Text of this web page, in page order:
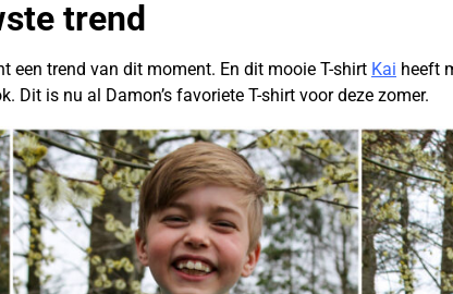
trend
een trend van dit moment. En dit mooie T-shirt Kai heeft
Dit is nu al Damon’s favoriete T-shirt voor deze zomer.